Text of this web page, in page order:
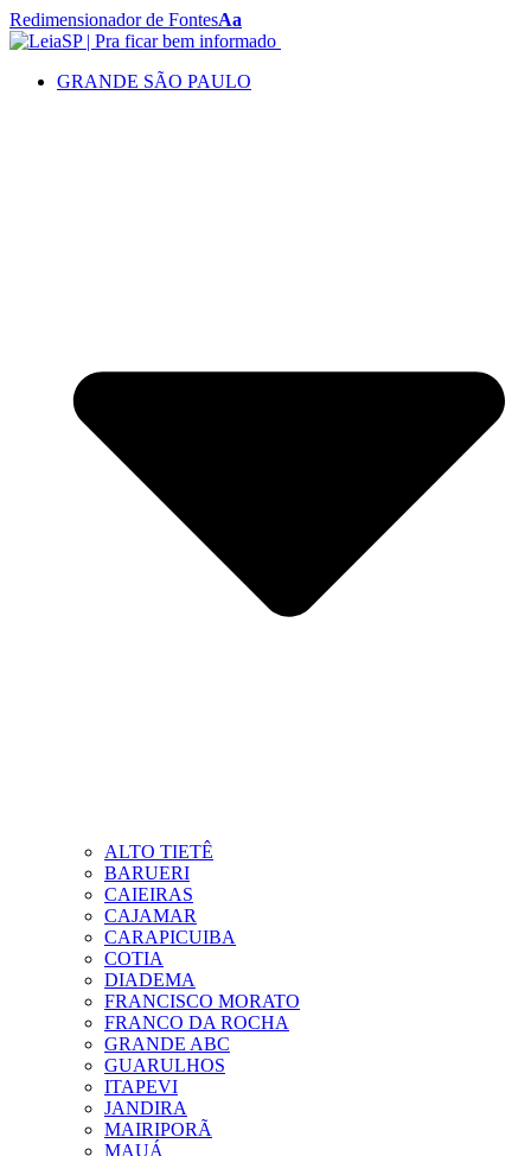
Redimensionador de FontesAa
GRANDE SÃO PAULO
ALTO TIETÊ
BARUERI
CAIEIRAS
CAJAMAR
CARAPICUIBA
COTIA
DIADEMA
FRANCISCO MORATO
FRANCO DA ROCHA
GRANDE ABC
GUARULHOS
ITAPEVI
JANDIRA
MAIRIPORÃ
MAUÁ